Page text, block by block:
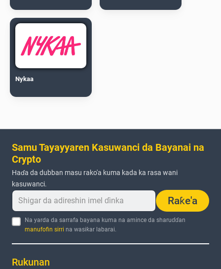
Nykaa
Samu Tayayyaren Kasuwanci da Bayanai na
Crypto
Haɗa da dubban masu rako'a kuma kada ka rasa wani
kasuwanci.
Raƙe'a
Na yarda da sarrafa bayana kuma na amince da sharuɗɗan
manufofin sirri na wasiƙar labarai.
Rukunan